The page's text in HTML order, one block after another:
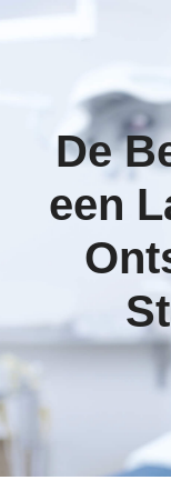
De
een